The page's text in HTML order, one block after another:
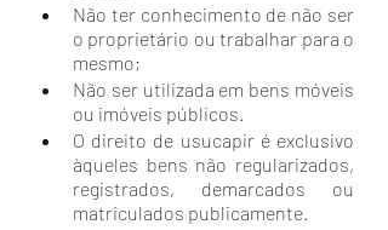
Não ter conhecimento de não ser
o proprietário ou trabalhar para o
mesmo;
Não ser utilizada em bens móveis
ou imóveis públicos.
O direito de usucapir é exclusivo
àqueles bens não regularizados,
registrados, demarcados ou
matriculados publicamente.